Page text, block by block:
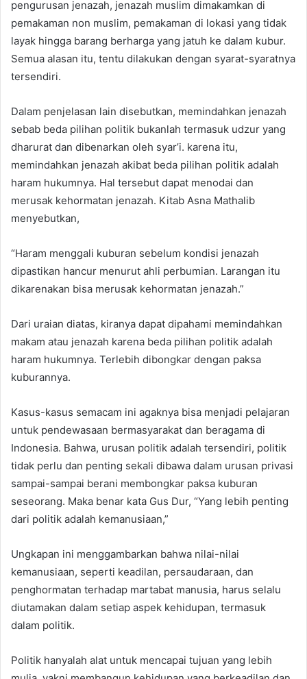
pengurusan jenazah, jenazah muslim dimakamkan di
pemakaman non muslim, pemakaman di lokasi yang tidak
layak hingga barang berharga yang jatuh ke dalam kubur.
Semua alasan itu, tentu dilakukan dengan syarat-syaratnya
tersendiri.
Dalam penjelasan lain disebutkan, memindahkan jenazah
sebab beda pilihan politik bukanlah termasuk udzur yang
dharurat dan dibenarkan oleh syar’i. karena itu,
memindahkan jenazah akibat beda pilihan politik adalah
haram hukumnya. Hal tersebut dapat menodai dan
merusak kehormatan jenazah. Kitab Asna Mathalib
menyebutkan,
“Haram menggali kuburan sebelum kondisi jenazah
dipastikan hancur menurut ahli perbumian. Larangan itu
dikarenakan bisa merusak kehormatan jenazah.”
Dari uraian diatas, kiranya dapat dipahami memindahkan
makam atau jenazah karena beda pilihan politik adalah
haram hukumnya. Terlebih dibongkar dengan paksa
kuburannya.
Kasus-kasus semacam ini agaknya bisa menjadi pelajaran
untuk pendewasaan bermasyarakat dan beragama di
Indonesia. Bahwa, urusan politik adalah tersendiri, politik
tidak perlu dan penting sekali dibawa dalam urusan privasi
sampai-sampai berani membongkar paksa kuburan
seseorang. Maka benar kata Gus Dur, “Yang lebih penting
dari politik adalah kemanusiaan,”
Ungkapan ini menggambarkan bahwa nilai-nilai
kemanusiaan, seperti keadilan, persaudaraan, dan
penghormatan terhadap martabat manusia, harus selalu
diutamakan dalam setiap aspek kehidupan, termasuk
dalam politik.
Politik hanyalah alat untuk mencapai tujuan yang lebih